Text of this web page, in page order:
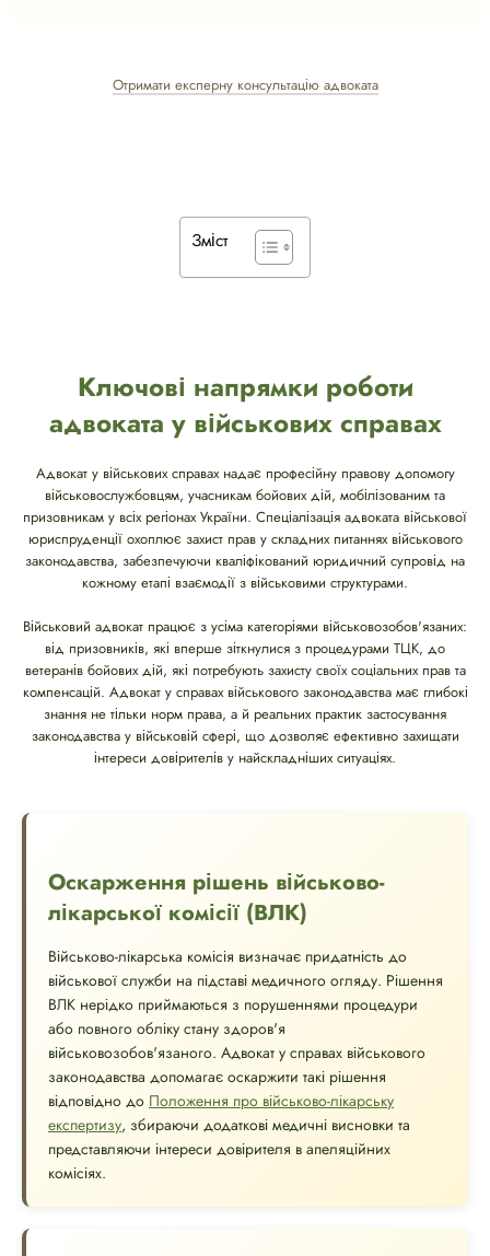
Отримати експерну консультацію адвоката
Зміст
Ключові напрямки роботи
адвоката у військових справах
Адвокат у військових справах надає професійну правову допомогу
військовослужбовцям, учасникам бойових дій, мобілізованим та
призовникам у всіх регіонах України. Спеціалізація адвоката військової
юриспруденції охоплює захист прав у складних питаннях військового
законодавства, забезпечуючи кваліфікований юридичний супровід на
кожному етапі взаємодії з військовими структурами.
Військовий адвокат працює з усіма категоріями військовозобов'язаних:
від призовників, які вперше зіткнулися з процедурами ТЦК, до
ветеранів бойових дій, які потребують захисту своїх соціальних прав та
компенсацій. Адвокат у справах військового законодавства має глибокі
знання не тільки норм права, а й реальних практик застосування
законодавства у військовій сфері, що дозволяє ефективно захищати
інтереси довірителів у найскладніших ситуаціях.
Оскарження рішень військово-
лікарської комісії (ВЛК)
Військово-лікарська комісія визначає придатність до
військової служби на підставі медичного огляду. Рішення
ВЛК нерідко приймаються з порушеннями процедури
або повного обліку стану здоров'я
військовозобов'язаного. Адвокат у справах військового
законодавства допомагає оскаржити такі рішення
відповідно до Положення про військово-лікарську
експертизу, збираючи додаткові медичні висновки та
представляючи інтереси довірителя в апеляційних
комісіях.